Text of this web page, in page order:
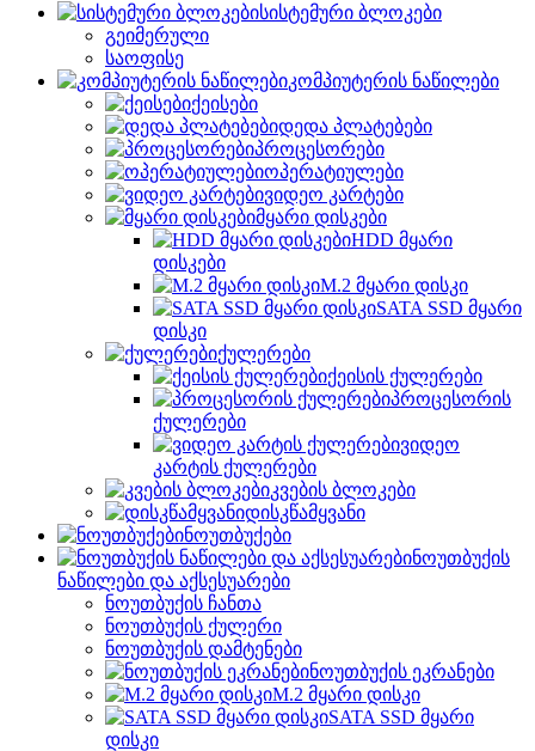
სისტემური ბლოკები
გეიმერული
საოფისე
კომპიუტერის ნაწილები
ქეისები
დედა პლატებები
პროცესორები
ოპერატიულები
ვიდეო კარტები
მყარი დისკები
HDD მყარი
დისკები
M.2 მყარი დისკი
SATA SSD მყარი
დისკი
ქულერები
ქეისის ქულერები
პროცესორის
ქულერები
ვიდეო
კარტის ქულერები
კვების ბლოკები
დისკწამყვანი
ნოუთბუქები
ნოუთბუქის
ნაწილები და აქსესუარები
ნოუთბუქის ჩანთა
ნოუთბუქის ქულერი
ნოუთბუქის დამტენები
ნოუთბუქის ეკრანები
M.2 მყარი დისკი
SATA SSD მყარი
დისკი